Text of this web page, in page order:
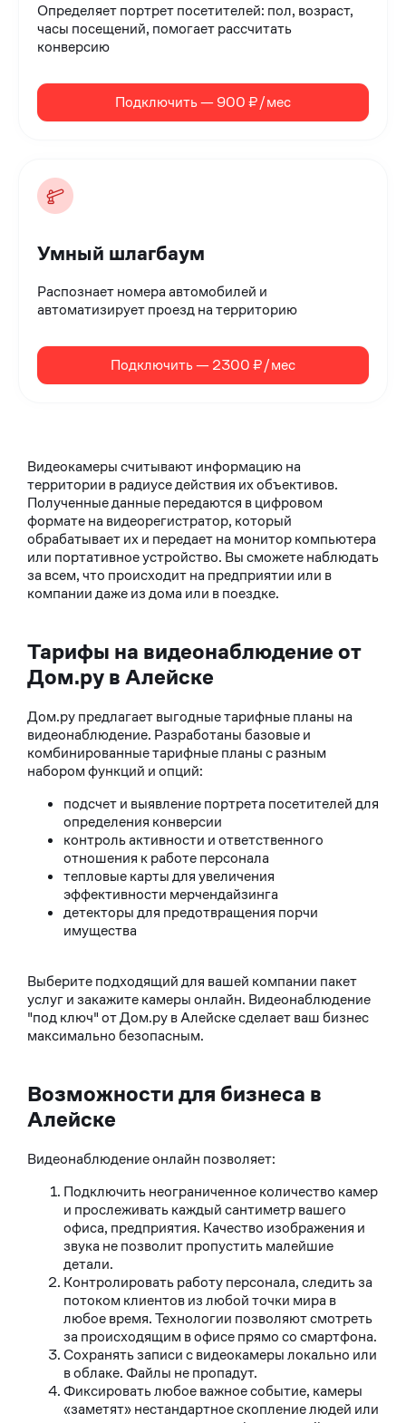
Определяет портрет посетителей: пол, возраст,
часы посещений, помогает рассчитать
конверсию
Подключить — 900 ₽/мес
Умный шлагбаум
Распознает номера автомобилей и
автоматизирует проезд на территорию
Подключить — 2300 ₽/мес
Видеокамеры считывают информацию на
территории в радиусе действия их объективов.
Полученные данные передаются в цифровом
формате на видеорегистратор, который
обрабатывает их и передает на монитор компьютера
или портативное устройство. Вы сможете наблюдать
за всем, что происходит на предприятии или в
компании даже из дома или в поездке.
Тарифы на видеонаблюдение от
Дом.ру в Алейске
Дом.ру предлагает выгодные тарифные планы на
видеонаблюдение. Разработаны базовые и
комбинированные тарифные планы с разным
набором функций и опций:
подсчет и выявление портрета посетителей для
определения конверсии
контроль активности и ответственного
отношения к работе персонала
тепловые карты для увеличения
эффективности мерчендайзинга
детекторы для предотвращения порчи
имущества
Выберите подходящий для вашей компании пакет
услуг и закажите камеры онлайн. Видеонаблюдение
"под ключ" от Дом.ру в Алейске сделает ваш бизнес
максимально безопасным.
Возможности для бизнеса в
Алейске
Видеонаблюдение онлайн позволяет:
Подключить неограниченное количество камер
и прослеживать каждый сантиметр вашего
офиса, предприятия. Качество изображения и
звука не позволит пропустить малейшие
детали.
Контролировать работу персонала, следить за
потоком клиентов из любой точки мира в
любое время. Технологии позволяют смотреть
за происходящим в офисе прямо со смартфона.
Сохранять записи с видеокамеры локально или
в облаке. Файлы не пропадут.
Фиксировать любое важное событие, камеры
«заметят» нестандартное скопление людей или